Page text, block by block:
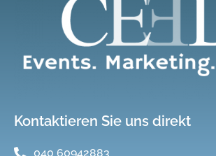
Kontaktieren Sie uns direkt
040 60942883